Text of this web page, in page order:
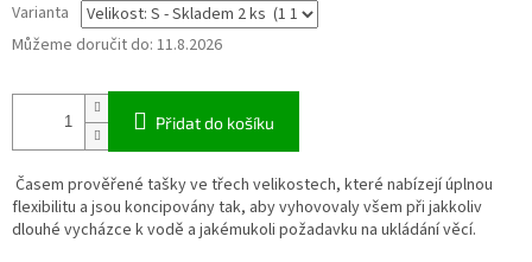
Varianta
Můžeme doručit do: 11.8.2026
Přidat do košíku
Časem prověřené tašky ve třech velikostech, které nabízejí úplnou
flexibilitu a jsou koncipovány tak, aby vyhovovaly všem při jakkoliv
dlouhé vycházce k vodě a jakémukoli požadavku na ukládání věcí.